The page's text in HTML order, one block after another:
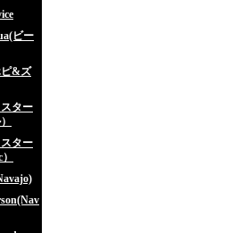
ビー
&ズ
ター
ター